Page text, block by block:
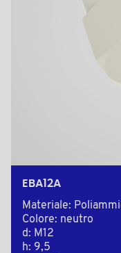
EBA12A
Materiale:
Colore: neutro
d: M12
h: 9,5